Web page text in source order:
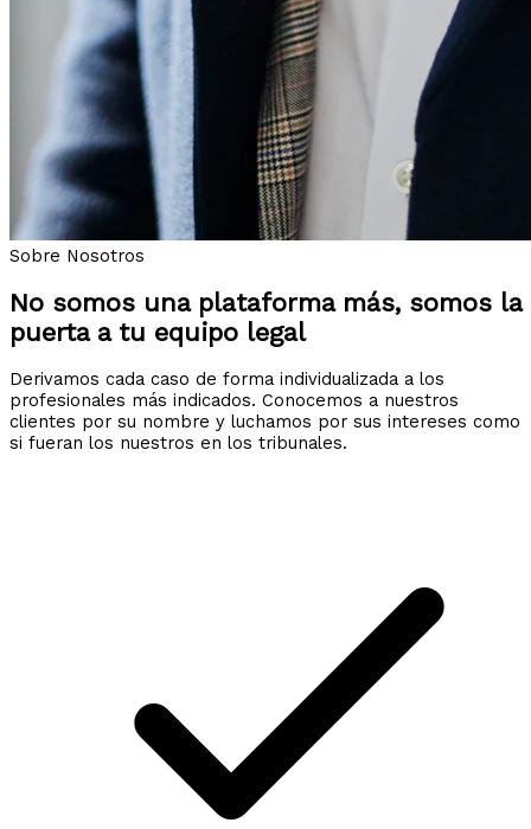
Sobre Nosotros
No somos una plataforma más, somos la
puerta a tu equipo legal
Derivamos cada caso de forma individualizada a los
profesionales más indicados. Conocemos a nuestros
clientes por su nombre y luchamos por sus intereses como
si fueran los nuestros en los tribunales.